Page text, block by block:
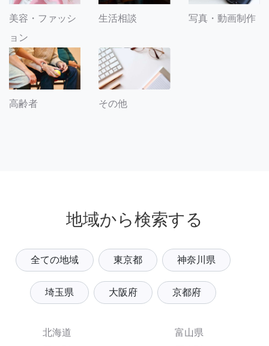
美容・ファッシ
ョン
生活相談 写真・動画制作
高齢者 その他
地域から検索する
全ての地域 東京都 神奈川県
埼玉県 大阪府 京都府
北海道
富山県